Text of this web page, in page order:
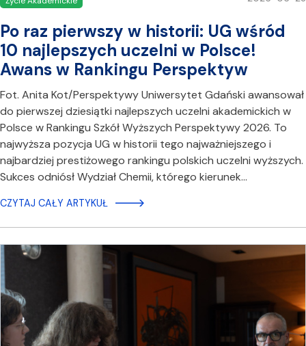
Po raz pierwszy w historii: UG wśród
10 najlepszych uczelni w Polsce!
Awans w Rankingu Perspektyw
Fot. Anita Kot/Perspektywy Uniwersytet Gdański awansował
do pierwszej dziesiątki najlepszych uczelni akademickich w
Polsce w Rankingu Szkół Wyższych Perspektywy 2026. To
najwyższa pozycja UG w historii tego najważniejszego i
najbardziej prestiżowego rankingu polskich uczelni wyższych.
Sukces odniósł Wydział Chemii, którego kierunek…
CZYTAJ CAŁY ARTYKUŁ